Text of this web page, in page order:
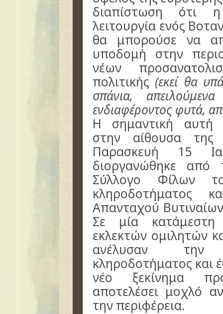
διαπίστωση ότι
λειτουργία ενός
θα μπορούσε να
υποδομή στην
νέων
πολιτικής (εκεί θα
σπάνια,
ενδιαφέροντος φυτά,
Η σημαντική αυτή
στην αίθουσα της
Παρασκευή 15
διοργανώθηκε
Σύλλογο Φίλων
κληροδοτήματος
Απανταχού
Σε μία
εκλεκτών ομιλητών
ανέλυσαν
κληροδοτήματος και
νέο ξεκίνημα
αποτελέσει μοχλό
την περιφέρεια.